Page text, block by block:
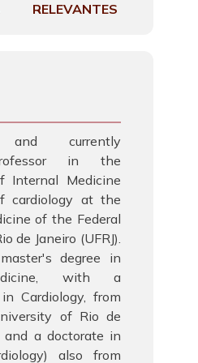
RELEVANTES
and currently
in the
Internal Medicine
cardiology at the
of the Federal
de Janeiro (UFRJ).
degree in
with a
Cardiology, from
of Rio de
and a doctorate in
also from